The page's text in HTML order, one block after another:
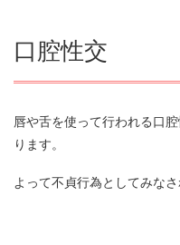
口腔性交
唇や舌を使って行われる口
ります。
よって不貞行為としてみなさ